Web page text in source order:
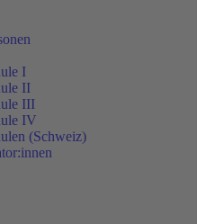
I
II
III
IV
(Schweiz)